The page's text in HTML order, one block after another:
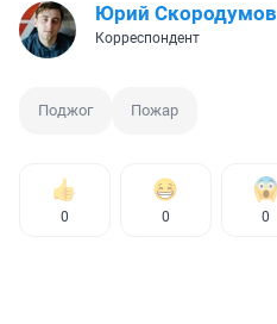
Юрий Скородумов
Корреспондент
Поджог Пожар
0 0 0